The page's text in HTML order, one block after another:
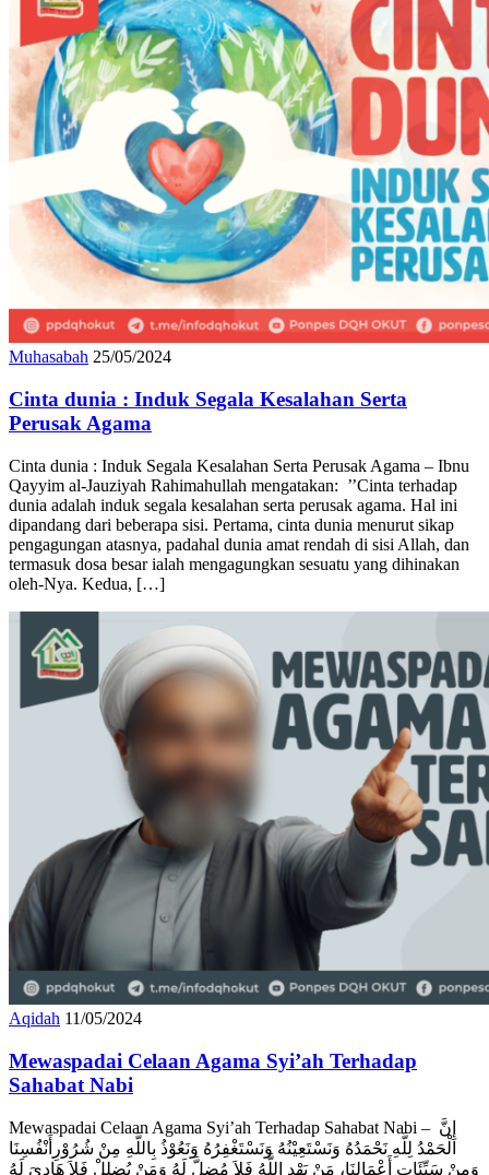
Muhasabah 25/05/2024
Cinta dunia : Induk Segala Kesalahan Serta
Perusak Agama
Cinta dunia : Induk Segala Kesalahan Serta Perusak Agama – Ibnu
Qayyim al-Jauziyah Rahimahullah mengatakan: ’’Cinta terhadap
dunia adalah induk segala kesalahan serta perusak agama. Hal ini
dipandang dari beberapa sisi. Pertama, cinta dunia menurut sikap
pengagungan atasnya, padahal dunia amat rendah di sisi Allah, dan
termasuk dosa besar ialah mengagungkan sesuatu yang dihinakan
oleh-Nya. Kedua, […]
Aqidah 11/05/2024
Mewaspadai Celaan Agama Syi’ah Terhadap
Sahabat Nabi
Mewaspadai Celaan Agama Syi’ah Terhadap Sahabat Nabi – إِنَّ
الْحَمْدُ لِلَّهِ نَحْمَدُهُ وَنَسْتَعِيْنُهُ وَنَسْتَغْفِرُهُ وَنَعُوْذُ بِاللَّهِ مِنْ شُرُوْرِأَنْفُسِنَا
وَمِنْ سَيِّئَاتِ أَعْمَالِنَا، مَنْ يَهْدِ اللَّهُ فَلاَ مُضِلَّ لَهُ وَمَنْ يُضِلِلْ فَلاَ هَادِىَ لَهُ